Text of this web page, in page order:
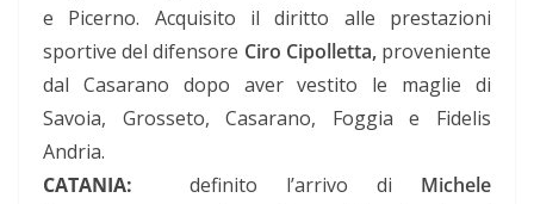
e Picerno. Acquisito il diritto alle prestazioni
sportive del difensore Ciro Cipolletta, proveniente
dal Casarano dopo aver vestito le maglie di
Savoia, Grosseto, Casarano, Foggia e Fidelis
Andria.
CATANIA:
definito l’arrivo di Michele